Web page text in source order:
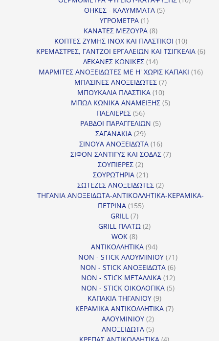
ΘΗΚΕΣ - ΚΑΛΥΜΜΑΤΑ 55
ΥΓΡΟΜΕΤΡΑ 11
προϊόν
ΚΑΝΑΤΕΣ ΜΕΖΟΥΡΑ 88
προϊόντα
ΚΟΠΤΕΣ ΖΥΜΗΣ INOX ΚΑΙ ΠΛΑΣΤΙΚΟΙ 1010
προϊόντα
ΚΡΕΜΑΣΤΡΕΣ, ΓΑΝΤΖΟΙ ΕΡΓΑΛΕΙΩΝ ΚΑΙ ΤΣΙΓΚΕΛΙΑ 66
ΛΕΚΑΝΕΣ ΚΩΝΙΚΕΣ 1414
προϊόντα
ΜΑΡΜΙΤΕΣ ΑΝΟΞΕΙΔΩΤΕΣ ΜΕ Η' ΧΩΡΙΣ ΚΑΠΑΚΙ 1616
ΜΠΑΣΙΝΕΣ ΑΝΟΞΕΙΔΩΤΕΣ 77
ΜΠΟΥΚΑΛΙΑ ΠΛΑΣΤΙΚΑ 1010
προϊόντα
ΜΠΩΛ ΚΩΝΙΚΑ ΑΝΑΜΕΙΞΗΣ 55
ΠΑΕΛΙΕΡΕΣ 5656
προϊόντα
ΡΑΒΔΟΙ ΠΑΡΑΓΓΕΛΙΩΝ 55
ΣΑΓΑΝΑΚΙΑ 2929
προϊόντα
ΣΙΝΟΥΑ ΑΝΟΞΕΙΔΩΤΑ 1616
προϊόντα
ΣΙΦΟΝ ΣΑΝΤΙΓΥΣ ΚΑΙ ΣΟΔΑΣ 77
ΣΟΥΠΙΕΡΕΣ 22
προϊόντα
ΣΟΥΡΩΤΗΡΙΑ 2121
προϊόντα
ΣΩΤΕΖΕΣ ΑΝΟΞΕΙΔΩΤΕΣ 22
προϊόντα
ΤΗΓΑΝΙΑ ΑΝΟΞΕΙΔΩΤΑ-ΑΝΤΙΚΟΛΛΗΤΙΚΑ-ΚΕΡΑΜΙΚΑ-
ΠΕΤΡΙΝΑ 155155
GRILL 77
προϊόντα
GRILL ΠΛΑΤΩ 22
WOK 88
προϊόντα
ΑΝΤΙΚΟΛΛΗΤΙΚΑ 9494
προϊόντα
NON - STICK ΑΛΟΥΜΙΝΙΟΥ 7171
προϊόντα
NON - STICK ΑΝΟΞΕΙΔΩΤΑ 66
προϊόντα
NON - STICK ΜΕΤΑΛΛΙΚΑ 1212
προϊόντα
NON - STICK ΟΙΚΟΛΟΓΙΚΑ 55
ΚΑΠΑΚΙΑ ΤΗΓΑΝΙΟΥ 99
προϊόντα
ΚΕΡΑΜΙΚΑ ΑΝΤΙΚΟΛΛΗΤΙΚΑ 77
ΑΛΟΥΜΙΝΙΟΥ 22
προϊόντα
ΑΝΟΞΕΙΔΩΤΑ 55
προϊόντα
ΚΡΕΠΑΣ ΑΝΤΙΚΟΛΛΗΤΙΚΑ 44